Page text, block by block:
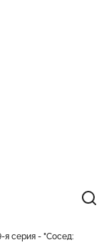
серия - "Сосед: